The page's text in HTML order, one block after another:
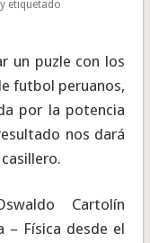
etiquetado
un puzle con los
futbol peruanos,
por la potencia
nos dará
Cartolín
Física desde el